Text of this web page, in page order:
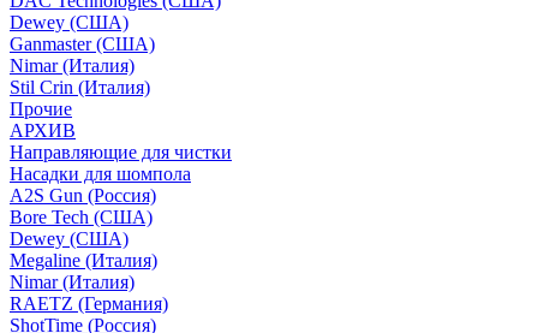
Dewey (США)
Ganmaster (США)
Nimar (Италия)
Stil Crin (Италия)
Прочие
АРХИВ
Направляющие для чистки
Насадки для шомпола
A2S Gun (Россия)
Bore Tech (США)
Dewey (США)
Megaline (Италия)
Nimar (Италия)
RAETZ (Германия)
ShotTime (Россия)